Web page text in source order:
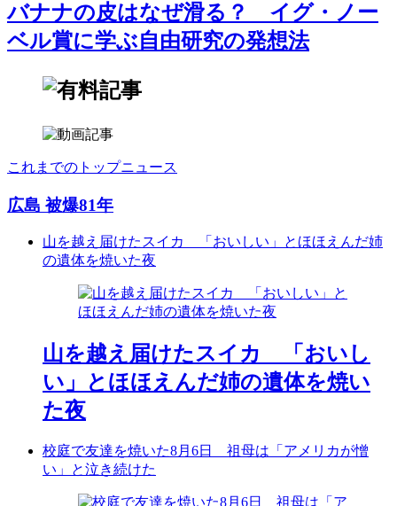
バナナの皮はなぜ滑る？ イグ・ノー
ベル賞に学ぶ自由研究の発想法
これまでのトップニュース
広島 被爆81年
山を越え届けたスイカ 「おいしい」とほほえんだ姉
の遺体を焼いた夜
山を越え届けたスイカ 「おいし
い」とほほえんだ姉の遺体を焼い
た夜
校庭で友達を焼いた8月6日 祖母は「アメリカが憎
い」と泣き続けた